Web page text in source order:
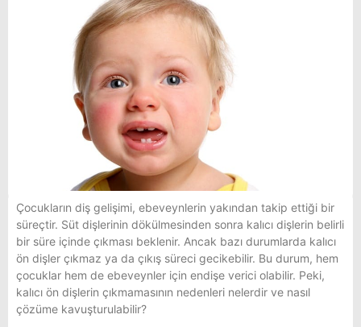
Çocukların diş gelişimi, ebeveynlerin yakından takip ettiği bir
süreçtir. Süt dişlerinin dökülmesinden sonra kalıcı dişlerin belirli
bir süre içinde çıkması beklenir. Ancak bazı durumlarda kalıcı
ön dişler çıkmaz ya da çıkış süreci gecikebilir. Bu durum, hem
çocuklar hem de ebeveynler için endişe verici olabilir. Peki,
kalıcı ön dişlerin çıkmamasının nedenleri nelerdir ve nasıl
çözüme kavuşturulabilir?